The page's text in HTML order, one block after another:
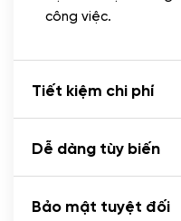
Cài plugin xử
công việc.
Tiết kiệm chi phí
Dễ dàng tùy biến
Bảo mật tuyệt đối